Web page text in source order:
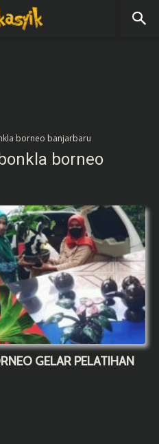
borneo banjarbaru
borneo
GELAR PELATIHAN